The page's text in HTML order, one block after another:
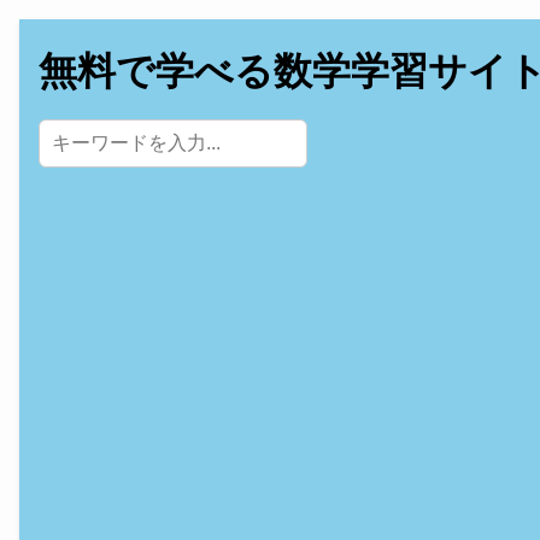
無料で学べる数学学習サイ
サイト内検索